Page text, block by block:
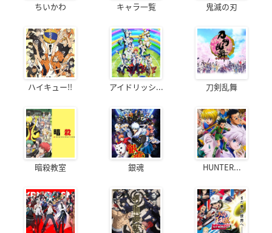
ちいかわ キャラ一覧 鬼滅の刃
ハイキュー!! アイドリッシ... 刀剣乱舞
暗殺教室 銀魂 HUNTER...